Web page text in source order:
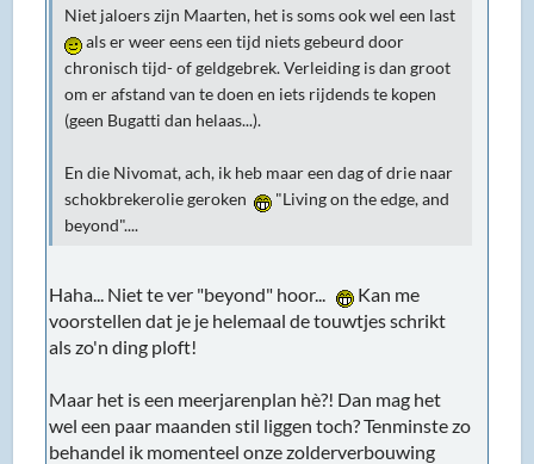
Niet jaloers zijn Maarten, het is soms ook wel een last
als er weer eens een tijd niets gebeurd door
chronisch tijd- of geldgebrek. Verleiding is dan groot
om er afstand van te doen en iets rijdends te kopen
(geen Bugatti dan helaas...).
En die Nivomat, ach, ik heb maar een dag of drie naar
schokbrekerolie geroken
"Living on the edge, and
beyond"....
Haha... Niet te ver "beyond" hoor...
Kan me
voorstellen dat je je helemaal de touwtjes schrikt
als zo'n ding ploft!
Maar het is een meerjarenplan hè?! Dan mag het
wel een paar maanden stil liggen toch? Tenminste zo
behandel ik momenteel onze zolderverbouwing